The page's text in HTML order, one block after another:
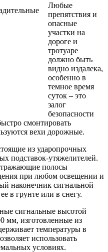
Любые
препятствия и
опасные
участки на
дороге и
тротуаре
должно быть
видно издалека,
особенно в
темное время
суток – это
залог
безопасности
смонтировать
вехи дорожные.
из ударопрочных
подставок-утяжелителей.
полосы
при любом освещении и
наконечник сигнальной
в грунте или в снегу.
сигнальные высотой
мм, изготовленные из
температуры в
использовать
условиях.